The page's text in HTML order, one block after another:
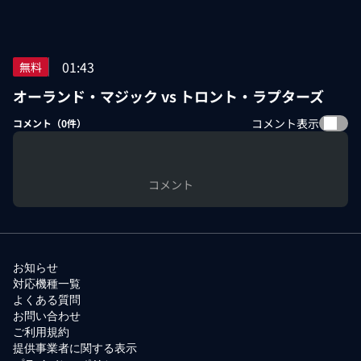
無料 01:43
オーランド・マジック vs トロント・ラプターズ
コメント（0件） コメント表示
コメント
お知らせ
対応機種一覧
よくある質問
お問い合わせ
ご利用規約
提供事業者に関する表示